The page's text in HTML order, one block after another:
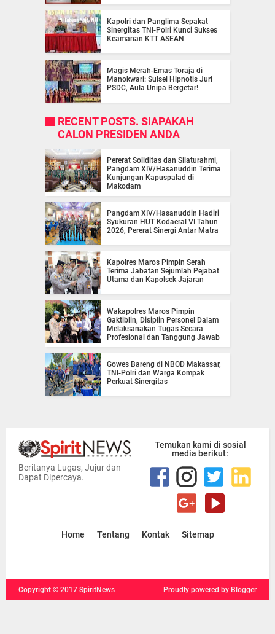
Kapolri dan Panglima Sepakat
Sinergitas TNI-Polri Kunci Sukses
Keamanan KTT ASEAN
Magis Merah-Emas Toraja di
Manokwari: Sulsel Hipnotis Juri
PSDC, Aula Unipa Bergetar!
RECENT POSTS. SIAPAKAH
CALON PRESIDEN ANDA
Pererat Soliditas dan Silaturahmi,
Pangdam XIV/Hasanuddin Terima
Kunjungan Kapuspalad di
Makodam
Pangdam XIV/Hasanuddin Hadiri
Syukuran HUT Kodaeral VI Tahun
2026, Pererat Sinergi Antar Matra
Kapolres Maros Pimpin Serah
Terima Jabatan Sejumlah Pejabat
Utama dan Kapolsek Jajaran
Wakapolres Maros Pimpin
Gaktiblin, Disiplin Personel Dalam
Melaksanakan Tugas Secara
Profesional dan Tanggung Jawab
Gowes Bareng di NBOD Makassar,
TNI-Polri dan Warga Kompak
Perkuat Sinergitas
Beritanya Lugas, Jujur dan
Dapat Dipercaya.
Temukan kami di sosial
media berikut:
Home Tentang Kontak Sitemap
Copyright © 2017 SpiritNews Proudly powered by Blogger